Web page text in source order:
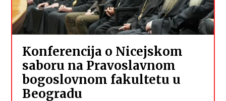
Konferencija o Nicejskom
saboru na Pravoslavnom
bogoslovnom fakultetu u
Beogradu